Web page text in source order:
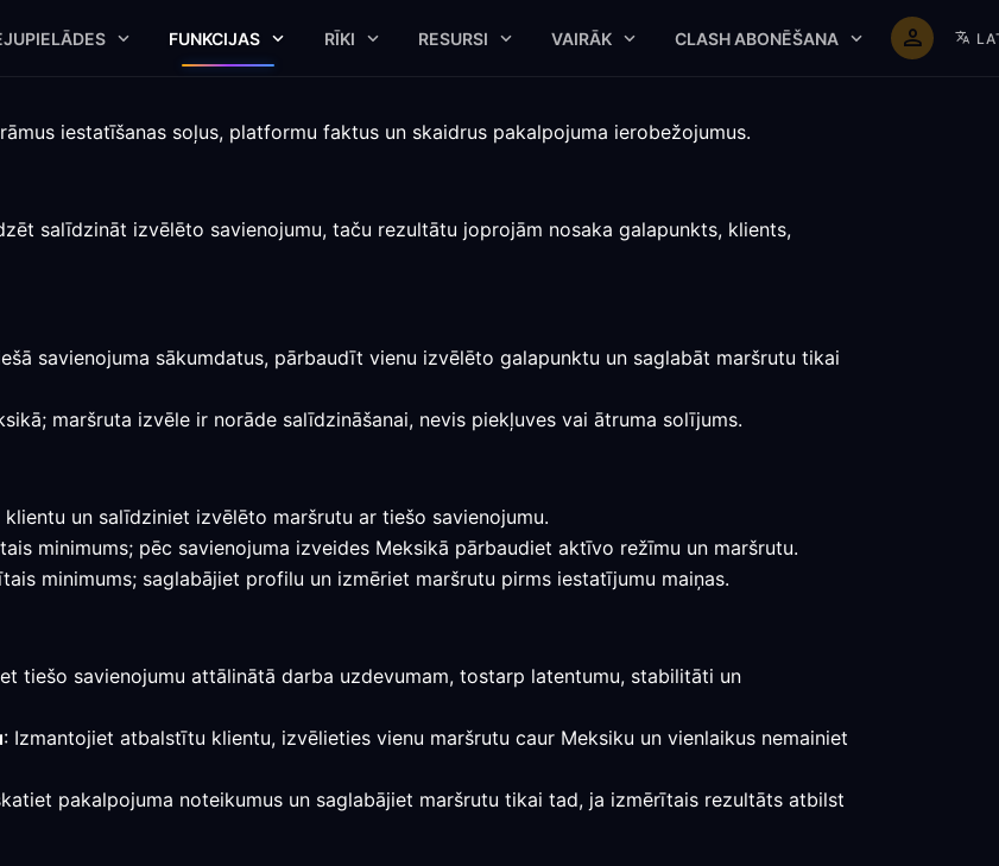
FUNKCIJAS RĪKI RESURSI VAIRĀK CLASH ABONĒŠANA
iestatīšanas soļus, platformu faktus un skaidrus pakalpojuma ierobežojumus.
salīdzināt izvēlēto savienojumu, taču rezultātu joprojām nosaka galapunkts, klients,
savienojuma sākumdatus, pārbaudīt vienu izvēlēto galapunktu un saglabāt maršrutu tikai
maršruta izvēle ir norāde salīdzināšanai, nevis piekļuves vai ātruma solījums.
un salīdziniet izvēlēto maršrutu ar tiešo savienojumu.
minimums; pēc savienojuma izveides Meksikā pārbaudiet aktīvo režīmu un maršrutu.
minimums; saglabājiet profilu un izmēriet maršrutu pirms iestatījumu maiņas.
tiešo savienojumu attālinātā darba uzdevumam, tostarp latentumu, stabilitāti un
: Izmantojiet atbalstītu klientu, izvēlieties vienu maršrutu caur Meksiku un vienlaikus nemainiet
pakalpojuma noteikumus un saglabājiet maršrutu tikai tad, ja izmērītais rezultāts atbilst